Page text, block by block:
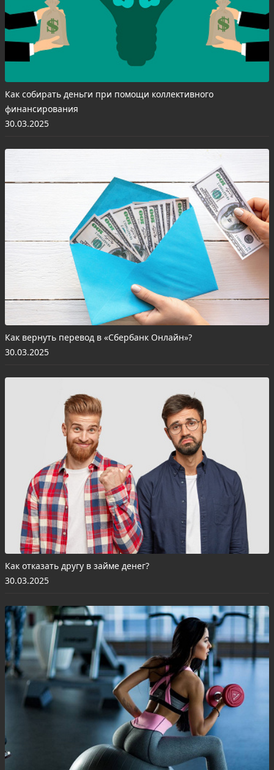
Как собирать деньги при помощи коллективного
финансирования
30.03.2025
Как вернуть перевод в «Сбербанк Онлайн»?
30.03.2025
Как отказать другу в займе денег?
30.03.2025